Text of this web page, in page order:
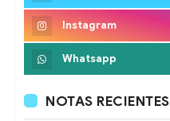
Instagram
Whatsapp
NOTAS RECIENTES